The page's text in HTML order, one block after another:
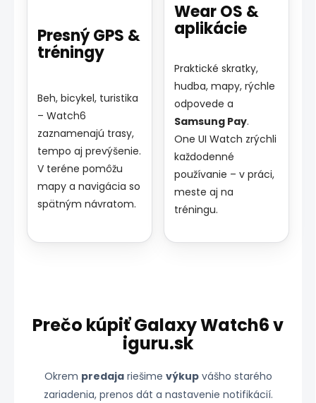
Presný GPS &
tréningy
Beh, bicykel, turistika
– Watch6
zaznamenajú trasy,
tempo aj prevýšenie.
V teréne pomôžu
mapy a navigácia so
spätným návratom.
Wear OS &
aplikácie
Praktické skratky,
hudba, mapy, rýchle
odpovede a
Samsung Pay.
One UI Watch zrýchli
každodenné
používanie – v práci,
meste aj na
tréningu.
Prečo kúpiť Galaxy Watch6 v
iguru.sk
Okrem predajariešime výkupvášho starého
zariadenia, prenos dát a nastavenie notifikácií.